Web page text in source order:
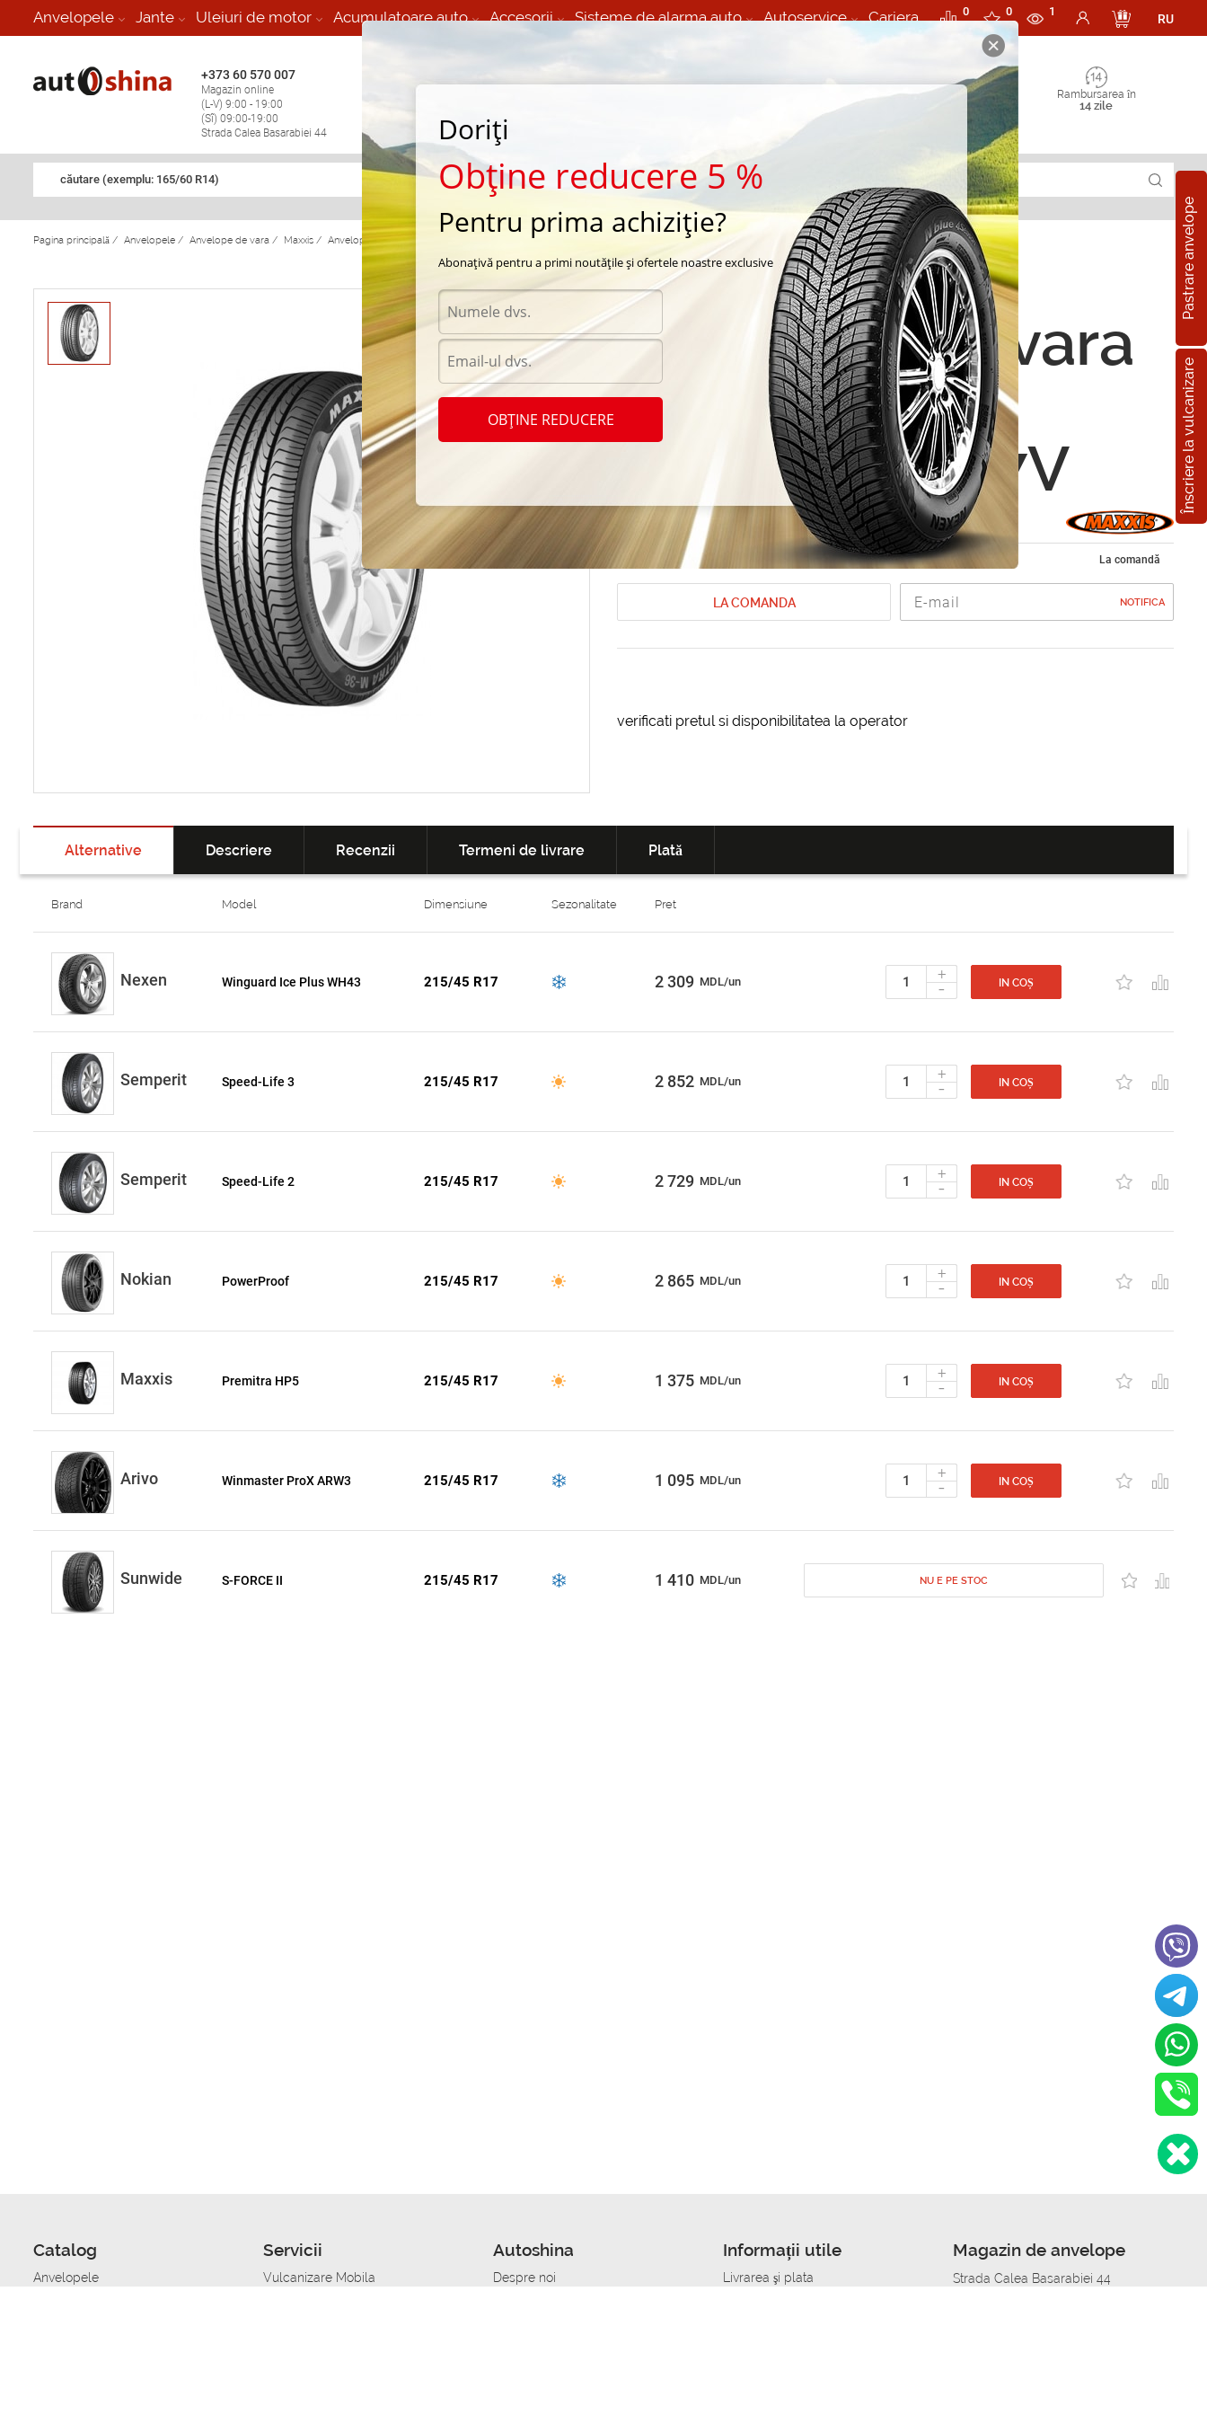
Anvelopele Jante Uleiuri de motor Acumulatoare auto Accesorii Sisteme de alarma auto Autoservice Cariera 0 0 1
RU
+373 60 570 007
Magazin online
(L-V) 9:00 - 19:00
(Sî) 09:00-19:00
Strada Calea Basarabiei 44
Vulcanizare Mobila 24/7 non
Rambursarea în
14 zile
căutare (exemplu: 165/60 R14)
Pastrare anvelope
Înscriere la vulcanizare
Pagina principală / Anvelopele / Anvelope de vara / Maxxis / Anvelope de vara Maxxis Maxxis M36 215/45 R17 87V
Anvelope de vara
Maxxis M36
215/45 R17 87V
Anvelope de vara Maxxis Anvelope de vara 215/45 R17
Cod produs: AT-28191 La comandă
LA COMANDA NOTIFICA
verificati pretul si disponibilitatea la operator
Alternative Descriere Recenzii Termeni de livrare Plată
Brand Model Dimensiune Sezonalitate Pret
Nexen Winguard Ice Plus WH43 215/45 R17 2 309 MDL/un +
- IN COȘ
Semperit Speed-Life 3 215/45 R17 2 852 MDL/un +
- IN COȘ
Semperit Speed-Life 2 215/45 R17 2 729 MDL/un +
- IN COȘ
Nokian PowerProof 215/45 R17 2 865 MDL/un +
- IN COȘ
Maxxis Premitra HP5 215/45 R17 1 375 MDL/un +
- IN COȘ
Arivo Winmaster ProX ARW3 215/45 R17 1 095 MDL/un +
- IN COȘ
Sunwide S-FORCE II 215/45 R17 1 410 MDL/un NU E PE STOC
Catalog
Anvelopele
Servicii
Vulcanizare Mobila
Autoshina
Despre noi
Informații utile
Livrarea şi plata
Magazin de anvelope
Strada Calea Basarabiei 44
Doriți
Obține reducere 5 %
Pentru prima achiziție?
Abonațivă pentru a primi noutățile și ofertele noastre exclusive
OBȚINE REDUCERE